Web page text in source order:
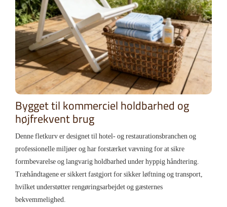
Bygget til kommerciel holdbarhed og
højfrekvent brug
Denne fletkurv er designet til hotel- og restaurationsbranchen og
professionelle miljøer og har forstærket vævning for at sikre
formbevarelse og langvarig holdbarhed under hyppig håndtering.
Træhåndtagene er sikkert fastgjort for sikker løftning og transport,
hvilket understøtter rengøringsarbejdet og gæsternes
bekvemmelighed.